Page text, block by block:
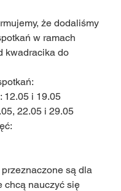
że dodaliśmy
w ramach
kwadracika do
12.05 i 19.05
22.05 i 29.05
przeznaczone są dla
chcą nauczyć się